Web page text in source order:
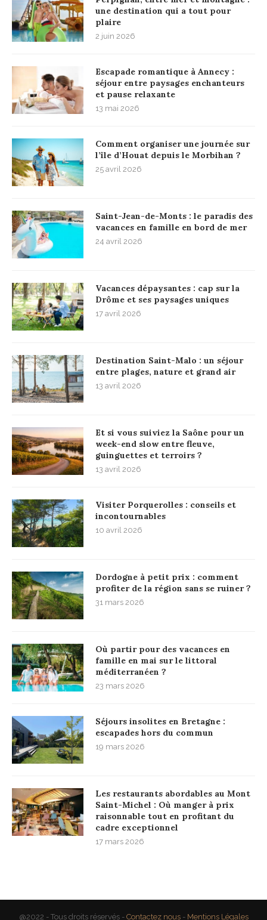
une destination qui a tout pour
plaire
2 juin 2026
Escapade romantique à Annecy :
séjour entre paysages enchanteurs
et pause relaxante
13 mai 2026
Comment organiser une journée sur
l’île d’Houat depuis le Morbihan ?
25 avril 2026
Saint-Jean-de-Monts : le paradis des
vacances en famille en bord de mer
24 avril 2026
Vacances dépaysantes : cap sur la
Drôme et ses paysages uniques
17 avril 2026
Destination Saint-Malo : un séjour
entre plages, nature et grand air
13 avril 2026
Et si vous suiviez la Saône pour un
week-end slow entre fleuve,
guinguettes et terroirs ?
13 avril 2026
Visiter Porquerolles : conseils et
incontournables
10 avril 2026
Dordogne à petit prix : comment
profiter de la région sans se ruiner ?
31 mars 2026
Où partir pour des vacances en
famille en mai sur le littoral
méditerranéen ?
23 mars 2026
Séjours insolites en Bretagne :
escapades hors du commun
19 mars 2026
Les restaurants abordables au Mont
Saint-Michel : Où manger à prix
raisonnable tout en profitant du
cadre exceptionnel
17 mars 2026
@2022 - Tous droits réservés - Contactez nous- Mentions Légales